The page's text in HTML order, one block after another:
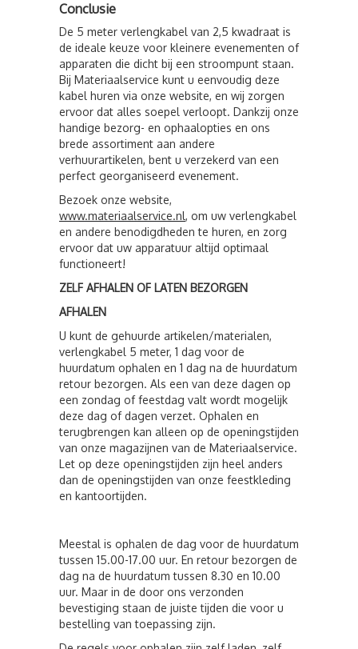
Conclusie
De 5 meter verlengkabel van 2,5 kwadraat is
de ideale keuze voor kleinere evenementen of
apparaten die dicht bij een stroompunt staan.
Bij Materiaalservice kunt u eenvoudig deze
kabel huren via onze website, en wij zorgen
ervoor dat alles soepel verloopt. Dankzij onze
handige bezorg- en ophaalopties en ons
brede assortiment aan andere
verhuurartikelen, bent u verzekerd van een
perfect georganiseerd evenement.
Bezoek onze website,
www.materiaalservice.nl, om uw verlengkabel
en andere benodigdheden te huren, en zorg
ervoor dat uw apparatuur altijd optimaal
functioneert!
ZELF AFHALEN OF LATEN BEZORGEN
AFHALEN
U kunt de gehuurde artikelen/materialen,
verlengkabel 5 meter, 1 dag voor de
huurdatum ophalen en 1 dag na de huurdatum
retour bezorgen. Als een van deze dagen op
een zondag of feestdag valt wordt mogelijk
deze dag of dagen verzet. Ophalen en
terugbrengen kan alleen op de openingstijden
van onze magazijnen van de Materiaalservice.
Let op deze openingstijden zijn heel anders
dan de openingstijden van onze feestkleding
en kantoortijden.
Meestal is ophalen de dag voor de huurdatum
tussen 15.00-17.00 uur. En retour bezorgen de
dag na de huurdatum tussen 8.30 en 10.00
uur. Maar in de door ons verzonden
bevestiging staan de juiste tijden die voor u
bestelling van toepassing zijn.